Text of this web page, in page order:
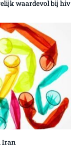
waardevol bij hiv
Iran